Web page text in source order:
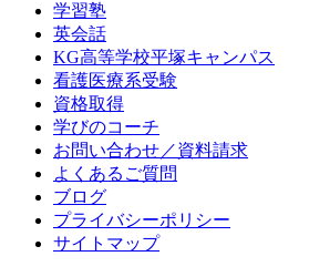
学習塾
英会話
KG高等学校平塚キャンパス
看護医療系受験
資格取得
学びのコーチ
お問い合わせ／資料請求
よくあるご質問
ブログ
プライバシーポリシー
サイトマップ